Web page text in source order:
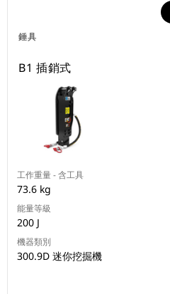
錘具
B1 插銷式
工作重量 - 含工具
73.6 kg
能量等級
200 J
機器類別
300.9D 迷你挖掘機